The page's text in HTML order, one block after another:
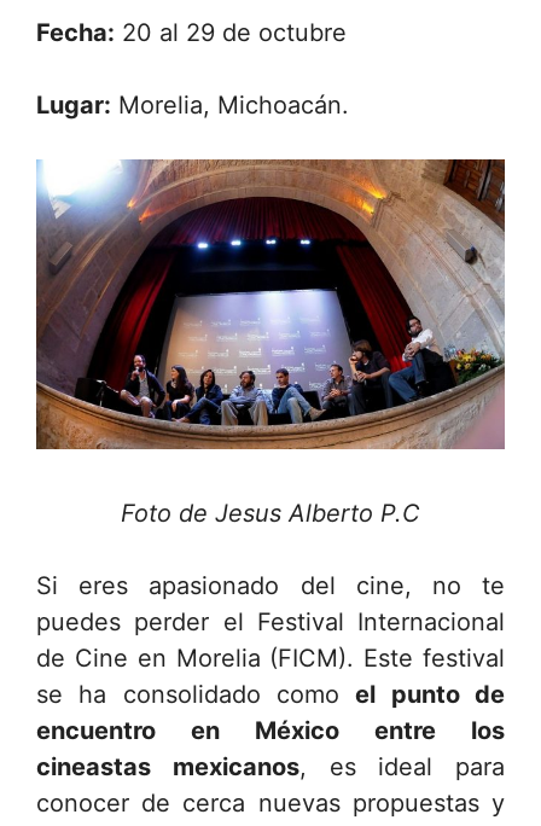
Fecha: 20 al 29 de octubre
Lugar: Morelia, Michoacán.
Foto de Jesus Alberto P.C
Si eres apasionado del cine, no te
puedes perder el Festival Internacional
de Cine en Morelia (FICM). Este festival
se ha consolidado comoel punto de
encuentro en México entre los
cineastas mexicanos, es ideal para
conocer de cerca nuevas propuestas y